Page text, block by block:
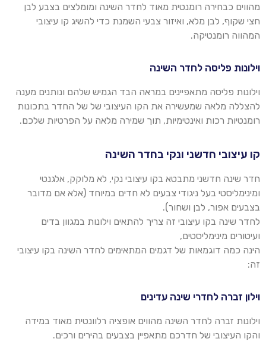
מהווים כבחירה רומנטית מאוד לחדר השינה ומומלצים בצבע לבן
חצי שקוף, לבן מלא, ואיזור צבעי השמנת כדי להשיג קו עיצובי
המהווה רומנטיקה.
וילונות פליסה לחדר השינה
וילונות פליסה מתאפיינים במראה הבד הגמיש שלהם ונותנים מענה
להצללה מלאה שמעשירה את הקו העיצובי של של החדר בתכונות
רומנטיות רכות ואינטימיות, תוך שמירה מלאה על הפרטיות שלכם.
קו עיצובי חדשני ונקי בחדר השינה
חדר שינה חדשני מתבטא בקו עיצובי נקי, לא מלוקק, אלגנטי
ומינימליסטי בעל ניגודי צבעים לא חדים במיוחד (אלא אם מדובר
בצבעים אפור, לבן ושחור).
לחדר שינה בקו עיצובי זה צריך להתאים וילונות במגוון בדים
ועיטורים מינימליסטים,
הינה כמה דוגמאות של דגמים המתאימים לחדר השינה בקו עיצובי
זה:
וילון זברה לחדרי שינה עדינים
וילונות זברה לחדר השינה מהווים אופציה רלוונטית מאוד במידה
והקו העיצובי של חדרכם מתאפיין בצבעים בהירים ורכים.